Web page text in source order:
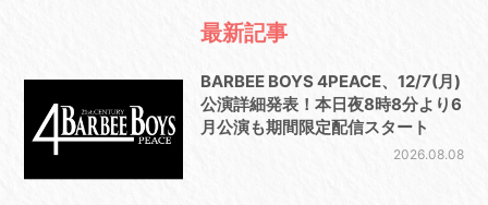
最新記事
BARBEE BOYS 4PEACE、12/7(月)
公演詳細発表！本日夜8時8分より6
月公演も期間限定配信スタート
2026.08.08